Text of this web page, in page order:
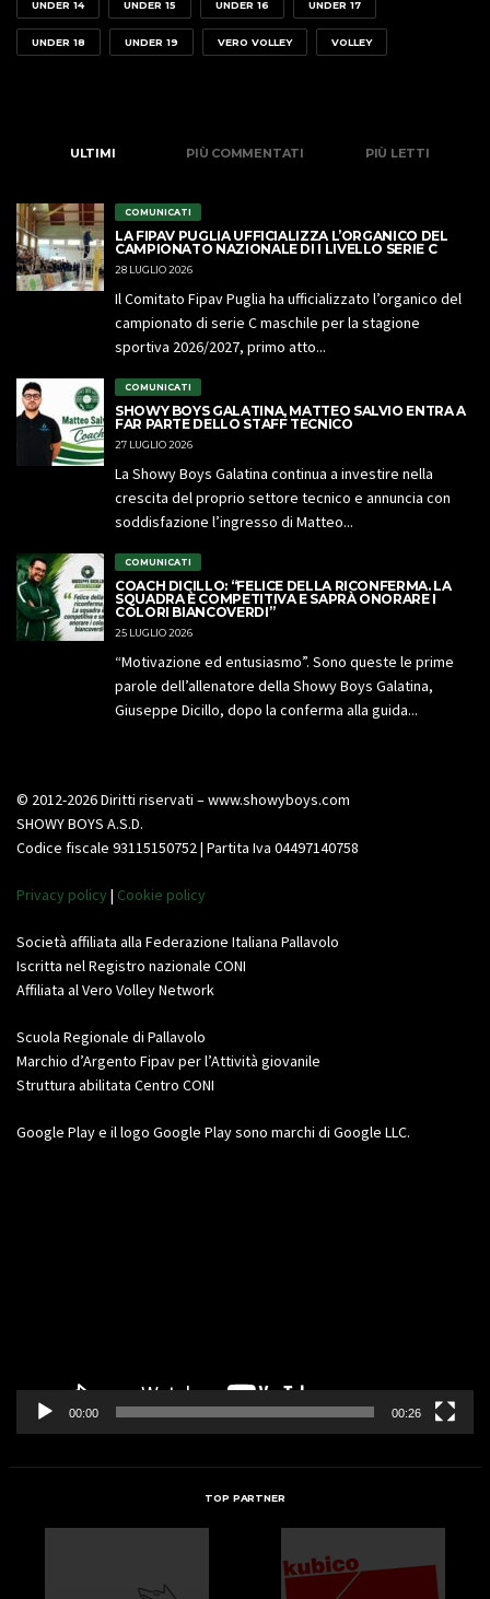
UNDER 14 UNDER 15 UNDER 16 UNDER 17
UNDER 18 UNDER 19 VERO VOLLEY VOLLEY
ULTIMI PIÙ COMMENTATI PIÙ LETTI
COMUNICATI
LA FIPAV PUGLIA UFFICIALIZZA L’ORGANICO DEL
CAMPIONATO NAZIONALE DI I LIVELLO SERIE C
28 LUGLIO 2026
Il Comitato Fipav Puglia ha ufficializzato l’organico del
campionato di serie C maschile per la stagione
sportiva 2026/2027, primo atto...
COMUNICATI
SHOWY BOYS GALATINA, MATTEO SALVIO ENTRA A
FAR PARTE DELLO STAFF TECNICO
27 LUGLIO 2026
La Showy Boys Galatina continua a investire nella
crescita del proprio settore tecnico e annuncia con
soddisfazione l’ingresso di Matteo...
COMUNICATI
COACH DICILLO: “FELICE DELLA RICONFERMA. LA
SQUADRA È COMPETITIVA E SAPRÀ ONORARE I
COLORI BIANCOVERDI”
25 LUGLIO 2026
“Motivazione ed entusiasmo”. Sono queste le prime
parole dell’allenatore della Showy Boys Galatina,
Giuseppe Dicillo, dopo la conferma alla guida...
© 2012-2026 Diritti riservati – www.showyboys.com
SHOWY BOYS A.S.D.
Codice fiscale 93115150752 | Partita Iva 04497140758
Privacy policy | Cookie policy
Società affiliata alla Federazione Italiana Pallavolo
Iscritta nel Registro nazionale CONI
Affiliata al Vero Volley Network
Scuola Regionale di Pallavolo
Marchio d’Argento Fipav per l’Attività giovanile
Struttura abilitata Centro CONI
Google Play e il logo Google Play sono marchi di Google LLC.
00:00 00:26
TOP PARTNER